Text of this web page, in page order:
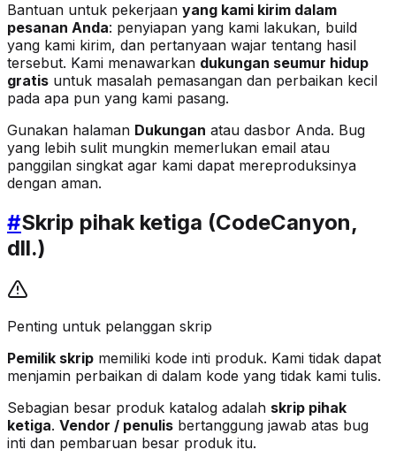
Bantuan untuk pekerjaan yang kami kirim dalam
pesanan Anda: penyiapan yang kami lakukan, build
yang kami kirim, dan pertanyaan wajar tentang hasil
tersebut. Kami menawarkan dukungan seumur hidup
gratis untuk masalah pemasangan dan perbaikan kecil
pada apa pun yang kami pasang.
Gunakan halaman Dukungan atau dasbor Anda. Bug
yang lebih sulit mungkin memerlukan email atau
panggilan singkat agar kami dapat mereproduksinya
dengan aman.
#Skrip pihak ketiga (CodeCanyon,
dll.)
Penting untuk pelanggan skrip
Pemilik skrip memiliki kode inti produk. Kami tidak dapat
menjamin perbaikan di dalam kode yang tidak kami tulis.
Sebagian besar produk katalog adalah skrip pihak
ketiga. Vendor / penulis bertanggung jawab atas bug
inti dan pembaruan besar produk itu.